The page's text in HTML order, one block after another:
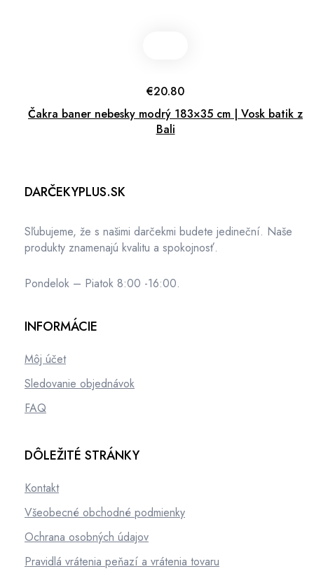
Čakra baner nebesky modrý 183×35 cm | Vosk batik z
Bali
€20.80
DARČEKYPLUS.SK
Sľubujeme, že s našimi darčekmi budete jedineční. Naše
produkty znamenajú kvalitu a spokojnosť.
Pondelok – Piatok 8:00 -16:00.
INFORMÁCIE
Môj účet
Sledovanie objednávok
FAQ
DÔLEŽITÉ STRÁNKY
Kontakt
Všeobecné obchodné podmienky
Ochrana osobných údajov
Pravidlá vrátenia peňazí a vrátenia tovaru